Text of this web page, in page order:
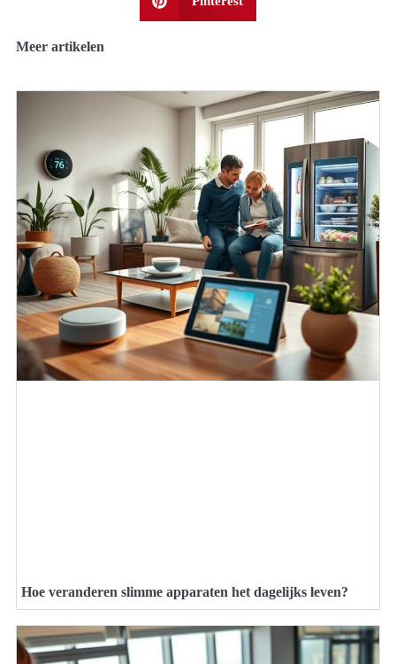
Meer artikelen
Hoe veranderen slimme apparaten het dagelijks leven?